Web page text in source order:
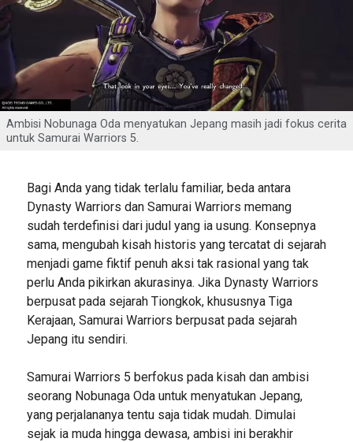
Ambisi Nobunaga Oda menyatukan Jepang masih jadi fokus cerita
untuk Samurai Warriors 5.
Bagi Anda yang tidak terlalu familiar, beda antara
Dynasty Warriors dan Samurai Warriors memang
sudah terdefinisi dari judul yang ia usung. Konsepnya
sama, mengubah kisah historis yang tercatat di sejarah
menjadi game fiktif penuh aksi tak rasional yang tak
perlu Anda pikirkan akurasinya. Jika Dynasty Warriors
berpusat pada sejarah Tiongkok, khususnya Tiga
Kerajaan, Samurai Warriors berpusat pada sejarah
Jepang itu sendiri.
Samurai Warriors 5 berfokus pada kisah dan ambisi
seorang Nobunaga Oda untuk menyatukan Jepang,
yang perjalananya tentu saja tidak mudah. Dimulai
sejak ia muda hingga dewasa, ambisi ini berakhir